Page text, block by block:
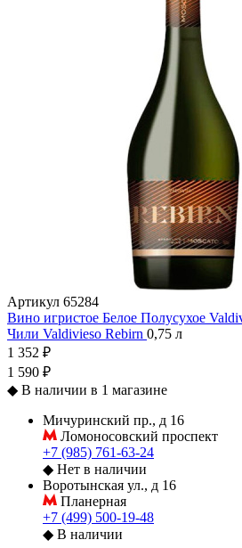
Артикул 65284
Вино игристое Белое Полусухое
Чили Valdivieso Rebirn 0,75 л
1 352 ₽
1 590 ₽
◆ В наличии в 1 магазине
Мичуринский пр., д 16
Ломоносовский проспект
+7 (985) 761-63-24
◆ Нет в наличии
Воротынская ул., д 16
Планерная
+7 (499) 500-19-48
◆ В наличии